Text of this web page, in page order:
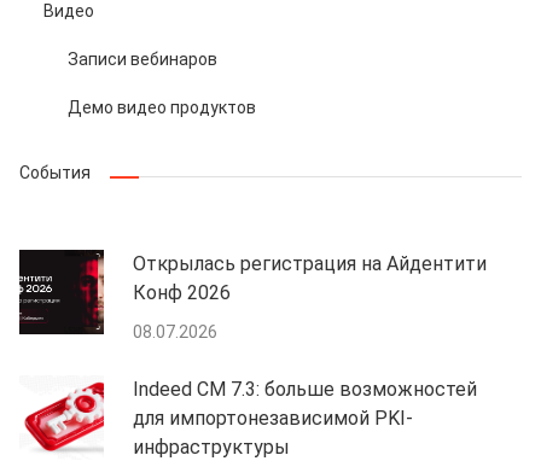
Видео
Записи вебинаров
Демо видео продуктов
События
Открылась регистрация на Айдентити
Конф 2026
08.07.2026
Indeed CM 7.3: больше возможностей
для импортонезависимой PKI-
инфраструктуры